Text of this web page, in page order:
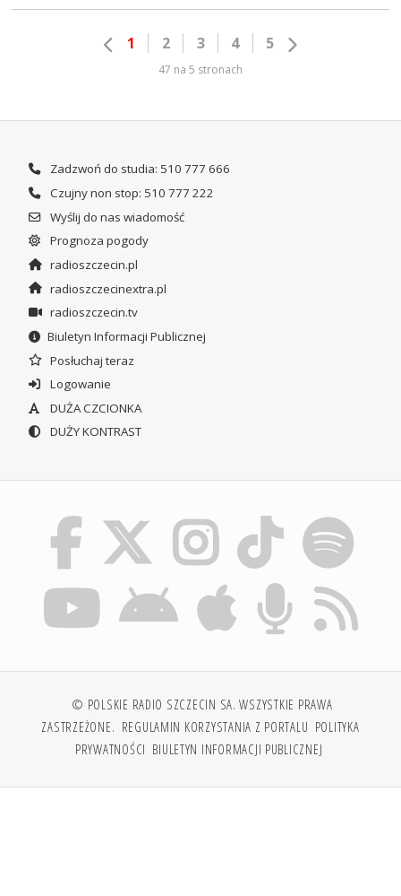
1 2 3 4 5
47 na 5 stronach
Zadzwoń do studia: 510 777 666
Czujny non stop: 510 777 222
Wyślij do nas wiadomość
Prognoza pogody
radioszczecin.pl
radioszczecinextra.pl
radioszczecin.tv
Biuletyn Informacji Publicznej
Posłuchaj teraz
Logowanie
DUŻA CZCIONKA
DUŻY KONTRAST
© POLSKIE RADIO SZCZECIN SA. WSZYSTKIE PRAWA
ZASTRZEŻONE. REGULAMIN KORZYSTANIA Z PORTALU POLITYKA
PRYWATNOŚCI BIULETYN INFORMACJI PUBLICZNEJ